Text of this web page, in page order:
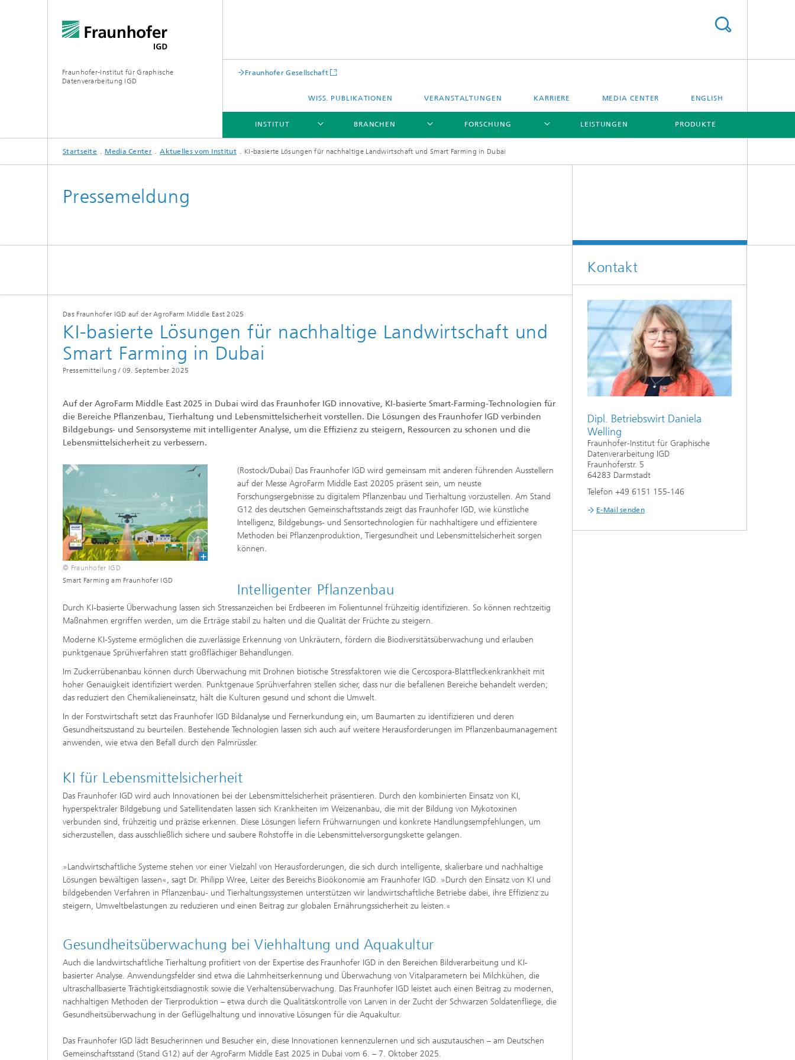
Fraunhofer-Institut für Graphische
Datenverarbeitung IGD
Fraunhofer Gesellschaft
WISS. PUBLIKATIONEN VERANSTALTUNGEN KARRIERE MEDIA CENTER ENGLISH
INSTITUT
INSTITUT
BRANCHEN
BRANCHEN
FORSCHUNG
FORSCHUNG
LEISTUNGEN PRODUKTE
Startseite Media Center Aktuelles vom Institut KI-basierte Lösungen für nachhaltige Landwirtschaft und Smart Farming in Dubai
Pressemeldung
Das Fraunhofer IGD auf der AgroFarm Middle East 2025
KI-basierte Lösungen für nachhaltige Landwirtschaft und
Smart Farming in Dubai
Pressemitteilung / 09. September 2025
Auf der AgroFarm Middle East 2025 in Dubai wird das Fraunhofer IGD innovative, KI-basierte Smart-Farming-Technologien für
die Bereiche Pflanzenbau, Tierhaltung und Lebensmittelsicherheit vorstellen. Die Lösungen des Fraunhofer IGD verbinden
Bildgebungs- und Sensorsysteme mit intelligenter Analyse, um die Effizienz zu steigern, Ressourcen zu schonen und die
Lebensmittelsicherheit zu verbessern.
© Fraunhofer IGD
Smart Farming am Fraunhofer IGD
(Rostock/Dubai) Das Fraunhofer IGD wird gemeinsam mit anderen führenden Ausstellern
auf der Messe AgroFarm Middle East 20205 präsent sein, um neuste
Forschungsergebnisse zu digitalem Pflanzenbau und Tierhaltung vorzustellen. Am Stand
G12 des deutschen Gemeinschaftsstands zeigt das Fraunhofer IGD, wie künstliche
Intelligenz, Bildgebungs- und Sensortechnologien für nachhaltigere und effizientere
Methoden bei Pflanzenproduktion, Tiergesundheit und Lebensmittelsicherheit sorgen
können.
Intelligenter Pflanzenbau
Durch KI-basierte Überwachung lassen sich Stressanzeichen bei Erdbeeren im Folientunnel frühzeitig identifizieren. So können rechtzeitig
Maßnahmen ergriffen werden, um die Erträge stabil zu halten und die Qualität der Früchte zu steigern.
Moderne KI-Systeme ermöglichen die zuverlässige Erkennung von Unkräutern, fördern die Biodiversitätsüberwachung und erlauben
punktgenaue Sprühverfahren statt großflächiger Behandlungen.
Im Zuckerrübenanbau können durch Überwachung mit Drohnen biotische Stressfaktoren wie die Cercospora-Blattfleckenkrankheit mit
hoher Genauigkeit identifiziert werden. Punktgenaue Sprühverfahren stellen sicher, dass nur die befallenen Bereiche behandelt werden;
das reduziert den Chemikalieneinsatz, hält die Kulturen gesund und schont die Umwelt.
In der Forstwirtschaft setzt das Fraunhofer IGD Bildanalyse und Fernerkundung ein, um Baumarten zu identifizieren und deren
Gesundheitszustand zu beurteilen. Bestehende Technologien lassen sich auch auf weitere Herausforderungen im Pflanzenbaumanagement
anwenden, wie etwa den Befall durch den Palmrüssler.
KI für Lebensmittelsicherheit
Das Fraunhofer IGD wird auch Innovationen bei der Lebensmittelsicherheit präsentieren. Durch den kombinierten Einsatz von KI,
hyperspektraler Bildgebung und Satellitendaten lassen sich Krankheiten im Weizenanbau, die mit der Bildung von Mykotoxinen
verbunden sind, frühzeitig und präzise erkennen. Diese Lösungen liefern Frühwarnungen und konkrete Handlungsempfehlungen, um
sicherzustellen, dass ausschließlich sichere und saubere Rohstoffe in die Lebensmittelversorgungskette gelangen.
»Landwirtschaftliche Systeme stehen vor einer Vielzahl von Herausforderungen, die sich durch intelligente, skalierbare und nachhaltige
Lösungen bewältigen lassen«, sagt Dr. Philipp Wree, Leiter des Bereichs Bioökonomie am Fraunhofer IGD. »Durch den Einsatz von KI und
bildgebenden Verfahren in Pflanzenbau- und Tierhaltungssystemen unterstützen wir landwirtschaftliche Betriebe dabei, ihre Effizienz zu
steigern, Umweltbelastungen zu reduzieren und einen Beitrag zur globalen Ernährungssicherheit zu leisten.«
Gesundheitsüberwachung bei Viehhaltung und Aquakultur
Auch die landwirtschaftliche Tierhaltung profitiert von der Expertise des Fraunhofer IGD in den Bereichen Bildverarbeitung und KI-
basierter Analyse. Anwendungsfelder sind etwa die Lahmheitserkennung und Überwachung von Vitalparametern bei Milchkühen, die
ultraschallbasierte Trächtigkeitsdiagnostik sowie die Verhaltensüberwachung. Das Fraunhofer IGD leistet auch einen Beitrag zu modernen,
nachhaltigen Methoden der Tierproduktion – etwa durch die Qualitätskontrolle von Larven in der Zucht der Schwarzen Soldatenfliege, die
Gesundheitsüberwachung in der Geflügelhaltung und innovative Lösungen für die Aquakultur.
Das Fraunhofer IGD lädt Besucherinnen und Besucher ein, diese Innovationen kennenzulernen und sich auszutauschen – am Deutschen
Gemeinschaftsstand (Stand G12) auf der AgroFarm Middle East 2025 in Dubai vom 6. – 7. Oktober 2025.
Kontakt
Dipl. Betriebswirt Daniela
Welling
Fraunhofer-Institut für Graphische
Datenverarbeitung IGD
Fraunhoferstr. 5
64283 Darmstadt
Telefon +49 6151 155-146
E-Mail senden